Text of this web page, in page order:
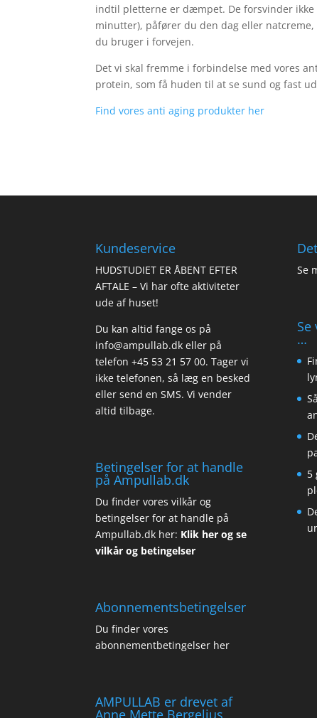
indtil pletterne er dæmpet. De forsvinder
minutter), påfører du den dag eller
du bruger i forvejen.
Det vi skal fremme i forbindelse med vores
protein, som få huden til at se sund og fast
Find vores anti aging produkter her
Kundeservice
HUDSTUDIET ER ÅBENT EFTER
AFTALE – Vi har ofte aktiviteter
ude af huset!
Du kan altid fange os på
info@ampullab.dk eller på
telefon +45 53 21 57 00. Tager vi
ikke telefonen, så læg en besked
eller send en SMS. Vi vender
altid tilbage.
Betingelser for at handle
på Ampullab.dk
Du finder vores vilkår og
betingelser for at handle på
Ampullab.dk her: Klik her og se
vilkår og betingelser
Abonnementsbetingelser
Du finder vores
abonnementbetingelser her
AMPULLAB er drevet af
Anne Mette Bergelius
Se
…
5